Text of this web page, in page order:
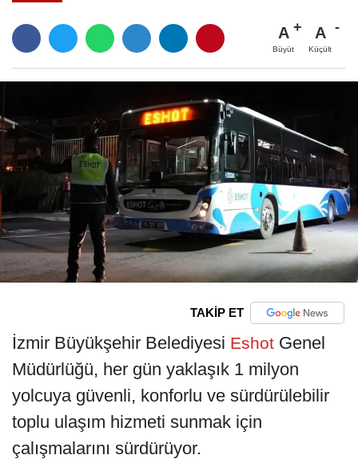
A
Büyüt
A
Küçült
TAKİP ET
İzmir Büyükşehir Belediyesi Eshot Genel
Müdürlüğü, her gün yaklaşık 1 milyon
yolcuya güvenli, konforlu ve sürdürülebilir
toplu ulaşım hizmeti sunmak için
çalışmalarını sürdürüyor.